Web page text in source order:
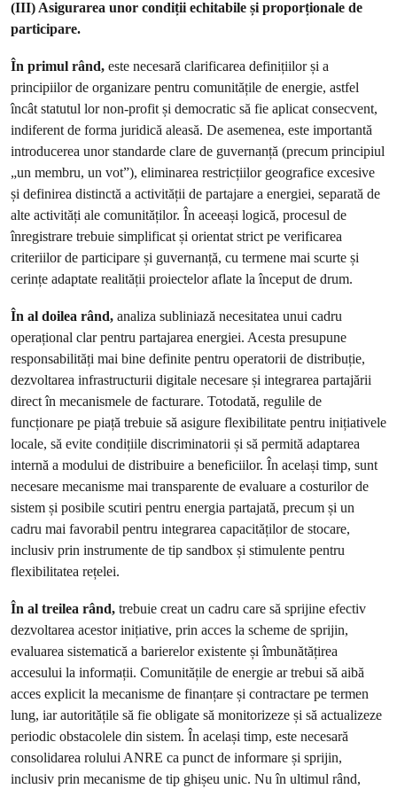
(III) Asigurarea unor condiții echitabile și proporționale de
participare.
În primul rând, este necesară clarificarea definițiilor și a
principiilor de organizare pentru comunitățile de energie, astfel
încât statutul lor non-profit și democratic să fie aplicat consecvent,
indiferent de forma juridică aleasă. De asemenea, este importantă
introducerea unor standarde clare de guvernanță (precum principiul
„un membru, un vot”), eliminarea restricțiilor geografice excesive
și definirea distinctă a activității de partajare a energiei, separată de
alte activități ale comunităților. În aceeași logică, procesul de
înregistrare trebuie simplificat și orientat strict pe verificarea
criteriilor de participare și guvernanță, cu termene mai scurte și
cerințe adaptate realității proiectelor aflate la început de drum.
În al doilea rând, analiza subliniază necesitatea unui cadru
operațional clar pentru partajarea energiei. Acesta presupune
responsabilități mai bine definite pentru operatorii de distribuție,
dezvoltarea infrastructurii digitale necesare și integrarea partajării
direct în mecanismele de facturare. Totodată, regulile de
funcționare pe piață trebuie să asigure flexibilitate pentru inițiativele
locale, să evite condițiile discriminatorii și să permită adaptarea
internă a modului de distribuire a beneficiilor. În același timp, sunt
necesare mecanisme mai transparente de evaluare a costurilor de
sistem și posibile scutiri pentru energia partajată, precum și un
cadru mai favorabil pentru integrarea capacităților de stocare,
inclusiv prin instrumente de tip sandbox și stimulente pentru
flexibilitatea rețelei.
În al treilea rând, trebuie creat un cadru care să sprijine efectiv
dezvoltarea acestor inițiative, prin acces la scheme de sprijin,
evaluarea sistematică a barierelor existente și îmbunătățirea
accesului la informații. Comunitățile de energie ar trebui să aibă
acces explicit la mecanisme de finanțare și contractare pe termen
lung, iar autoritățile să fie obligate să monitorizeze și să actualizeze
periodic obstacolele din sistem. În același timp, este necesară
consolidarea rolului ANRE ca punct de informare și sprijin,
inclusiv prin mecanisme de tip ghișeu unic. Nu în ultimul rând,